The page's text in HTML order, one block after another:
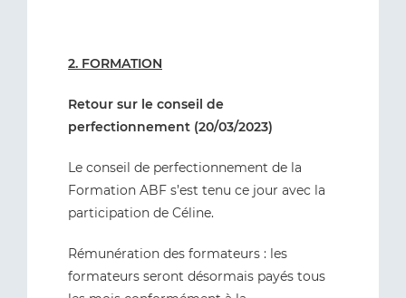
2. FORMATION
Retour sur le conseil de
perfectionnement (20/03/2023)
Le conseil de perfectionnement de la
Formation ABF s’est tenu ce jour avec la
participation de Céline.
Rémunération des formateurs : les
formateurs seront désormais payés tous